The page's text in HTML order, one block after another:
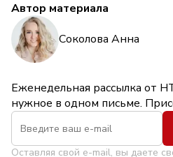
Автор материала
Соколова Анна
Еженедельная рассылка от
нужное в одном письме.
Оставляя свой e-mail, вы даете